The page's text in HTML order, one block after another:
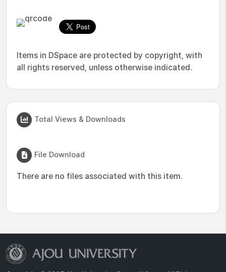
Items in DSpace are protected by copyright, with
all rights reserved, unless otherwise indicated.
Total Views & Downloads
File Download
There are no files associated with this item.